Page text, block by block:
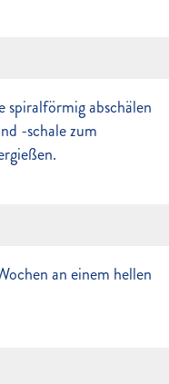
spiralförmig abschälen
-schale zum
an einem hellen